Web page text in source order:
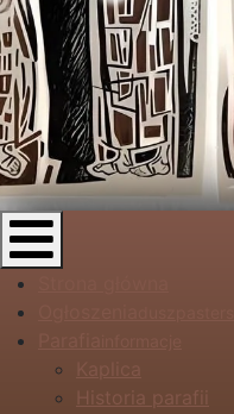
Historia parafii